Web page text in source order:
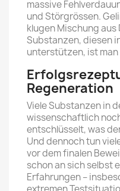
massive
und Störgrössen.
klugen Mischung
Substanzen, diesen
unterstützen, ist
Regeneration
Viele Substanzen in
wissenschaftlich
entschlüsselt, was
Und dennoch tun
vor dem finalen
schon an sich selbst
Erfahrungen –